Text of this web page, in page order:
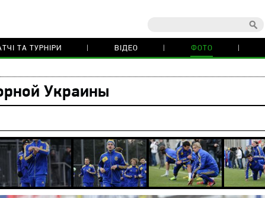
ТА ТУРНІРИ ВІДЕО ФОТО
Украины